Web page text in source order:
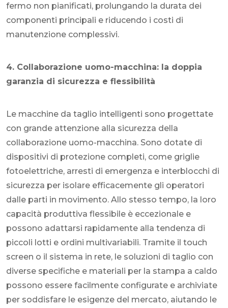
fermo non pianificati, prolungando la durata dei
componenti principali e riducendo i costi di
manutenzione complessivi.
4. Collaborazione uomo-macchina: la doppia
garanzia di sicurezza e flessibilità
Le macchine da taglio intelligenti sono progettate
con grande attenzione alla sicurezza della
collaborazione uomo-macchina. Sono dotate di
dispositivi di protezione completi, come griglie
fotoelettriche, arresti di emergenza e interblocchi di
sicurezza per isolare efficacemente gli operatori
dalle parti in movimento. Allo stesso tempo, la loro
capacità produttiva flessibile è eccezionale e
possono adattarsi rapidamente alla tendenza di
piccoli lotti e ordini multivariabili. Tramite il touch
screen o il sistema in rete, le soluzioni di taglio con
diverse specifiche e materiali per la stampa a caldo
possono essere facilmente configurate e archiviate
per soddisfare le esigenze del mercato, aiutando le